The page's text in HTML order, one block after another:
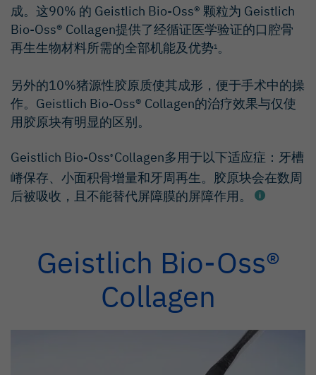
成。这90% 的 Geistlich Bio-Oss® 颗粒为 Geistlich
Bio-Oss® Collagen提供了经循证医学验证的口腔骨
再生生物材料所需的全部机能及优势1 。
另外的10%猪源性胶原质使其成形，便于手术中的操
作。Geistlich Bio-Oss® Collagen的治疗效果与仅使
用胶原块有明显的区别。
Geistlich Bio-Oss® Collagen多用于以下适应症：牙槽
嵴保存、小面积骨增量和牙周再生。胶原块会在数周
后被吸收，且不能替代屏障膜的屏障作用。
Millennium Research Group, Dental
Biomaterials North America, 2018 (Market
Millennium Research Group, Dental
Trevisiol L et al., J Craniofac Surg. 2012
Sep;23(5):1343–8 (Clinical study).
Geistlich Bio-Oss®
Collagen